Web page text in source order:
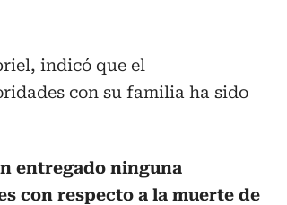
indicó que el
con su familia ha sido
entregado ninguna
con respecto a la muerte de